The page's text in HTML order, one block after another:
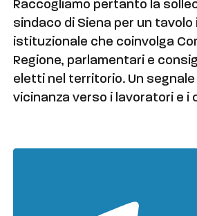
Raccogliamo pertanto la
sindaco di Siena per un tavolo
istituzionale che coinvolga
Regione, parlamentari e
eletti nel territorio. Un
vicinanza verso i lavoratori e i